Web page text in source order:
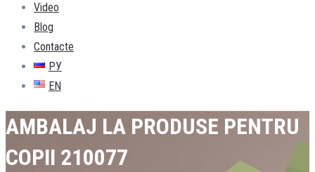
Video
Blog
Contacte
РУ
EN
AMBALAJ LA PRODUSE PENTRU
COPII 210077